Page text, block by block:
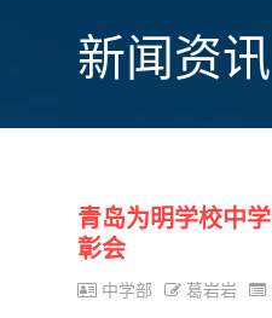
新闻资讯
青岛为明学校中
彰会
中学部 葛岩岩